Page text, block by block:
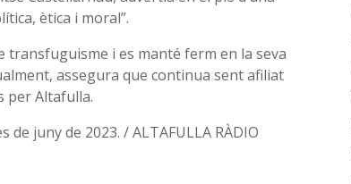
ètica i moral”.
transfuguisme i es manté ferm en la seva
assegura que continua sent afiliat
per Altafulla.
juny de 2023. / ALTAFULLA RÀDIO